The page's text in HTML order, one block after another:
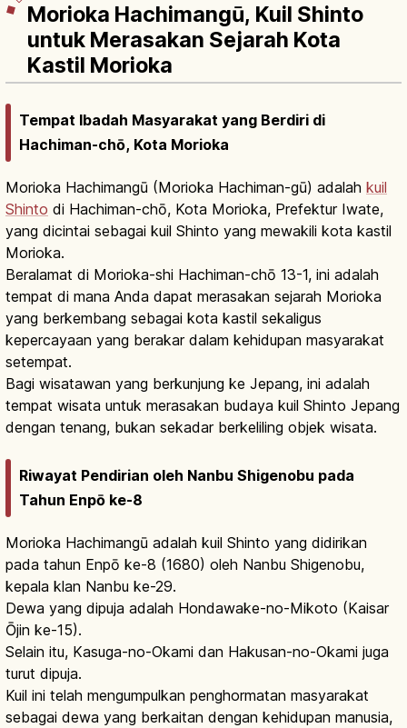
Morioka Hachimangū, Kuil Shinto
untuk Merasakan Sejarah Kota
Kastil Morioka
Tempat Ibadah Masyarakat yang Berdiri di
Hachiman-chō, Kota Morioka
Morioka Hachimangū (Morioka Hachiman-gū) adalah kuil
Shinto di Hachiman-chō, Kota Morioka, Prefektur Iwate,
yang dicintai sebagai kuil Shinto yang mewakili kota kastil
Morioka.
Beralamat di Morioka-shi Hachiman-chō 13-1, ini adalah
tempat di mana Anda dapat merasakan sejarah Morioka
yang berkembang sebagai kota kastil sekaligus
kepercayaan yang berakar dalam kehidupan masyarakat
setempat.
Bagi wisatawan yang berkunjung ke Jepang, ini adalah
tempat wisata untuk merasakan budaya kuil Shinto Jepang
dengan tenang, bukan sekadar berkeliling objek wisata.
Riwayat Pendirian oleh Nanbu Shigenobu pada
Tahun Enpō ke-8
Morioka Hachimangū adalah kuil Shinto yang didirikan
pada tahun Enpō ke-8 (1680) oleh Nanbu Shigenobu,
kepala klan Nanbu ke-29.
Dewa yang dipuja adalah Hondawake-no-Mikoto (Kaisar
Ōjin ke-15).
Selain itu, Kasuga-no-Okami dan Hakusan-no-Okami juga
turut dipuja.
Kuil ini telah mengumpulkan penghormatan masyarakat
sebagai dewa yang berkaitan dengan kehidupan manusia,